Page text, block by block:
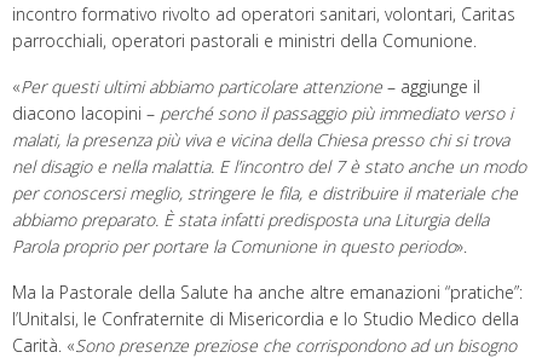
incontro formativo rivolto ad operatori sanitari, volontari, Caritas
parrocchiali, operatori pastorali e ministri della Comunione.
«Per questi ultimi abbiamo particolare attenzione – aggiunge il
diacono Iacopini – perché sono il passaggio più immediato verso i
malati, la presenza più viva e vicina della Chiesa presso chi si trova
nel disagio e nella malattia. E l’incontro del 7 è stato anche un modo
per conoscersi meglio, stringere le fila, e distribuire il materiale che
abbiamo preparato. È stata infatti predisposta una Liturgia della
Parola proprio per portare la Comunione in questo periodo».
Ma la Pastorale della Salute ha anche altre emanazioni “pratiche”:
l’Unitalsi, le Confraternite di Misericordia e lo Studio Medico della
Carità. «Sono presenze preziose che corrispondono ad un bisogno